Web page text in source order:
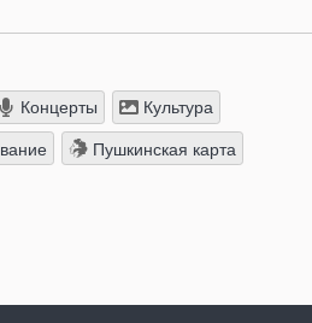
Концерты Культура
Пушкинская карта